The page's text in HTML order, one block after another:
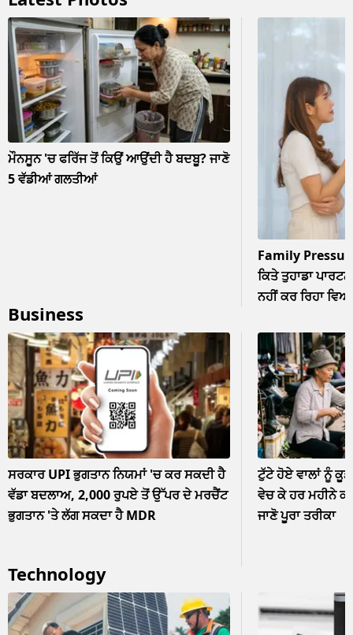
ਮੌਨਸੂਨ 'ਚ ਫਰਿੱਜ ਤੋਂ ਕਿਉਂ ਆਉਂਦੀ ਹੈ ਬਦਬੂ? ਜਾਣੋ
5 ਵੱਡੀਆਂ ਗਲਤੀਆਂ
Family
ਕਿਤੇ ਤੁਹਾਡਾ
ਨਹੀਂ ਕਰ ਰਿਹਾ
Business
ਸਰਕਾਰ UPI ਭੁਗਤਾਨ ਨਿਯਮਾਂ 'ਚ ਕਰ ਸਕਦੀ ਹੈ
ਵੱਡਾ ਬਦਲਾਅ, 2,000 ਰੁਪਏ ਤੋਂ ਉੱਪਰ ਦੇ ਮਰਚੈਂਟ
ਭੁਗਤਾਨ 'ਤੇ ਲੱਗ ਸਕਦਾ ਹੈ MDR
ਟੁੱਟੇ ਹੋਏ ਵਾਲਾਂ ਨੂੰ
ਵੇਚ ਕੇ ਹਰ ਮਹੀਨੇ
ਜਾਣੋ ਪੂਰਾ ਤਰੀਕਾ
Technology